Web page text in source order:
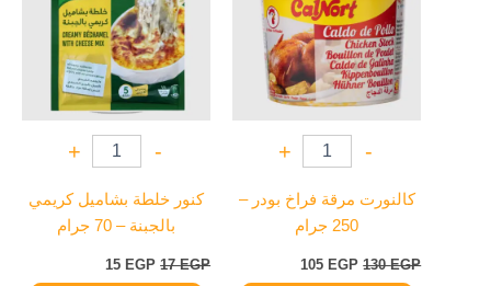
-
+
كالنورت مرقة فراخ بودر –
250 جرام
130EGP
105 EGP
-
+
كنور خلطة بشاميل كريمي
بالجبنة – 70 جرام
17EGP
15 EGP